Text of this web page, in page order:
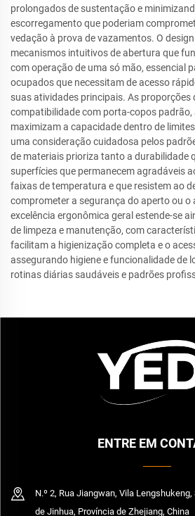
prolongados de sustentação e
escorregamento que poderiam
vedação à prova de vazamentos. O
mecanismos intuitivos de abertura que
com operação de uma só mão, essencial
ocupados que necessitam de acesso
suas atividades principais. As
compatibilidade com porta-copos padrão,
maximizam a capacidade dentro de
uma consideração cuidadosa pelos
de materiais prioriza tanto a durabilidade
superfícies que permanecem agradáveis
faixas de temperatura e que resistem ao
comprometer a segurança do aperto ou o
excelência ergonômica geral estende-se
de limpeza e manutenção, com
facilitam a higienização completa e o
assegurando higiene e funcionalidade de
rotinas diárias saudáveis e padrões
ENTRE EM
N.º 2, Rua Jiangwan, Vila
de Jinhua, Província de Zhejiang, China